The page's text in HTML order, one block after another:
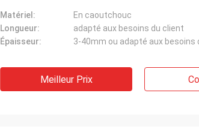
Matériel:
En caoutchouc
Longueur:
adapté aux besoins du client
Épaisseur:
3-40mm ou adapté aux besoins
Meilleur Prix